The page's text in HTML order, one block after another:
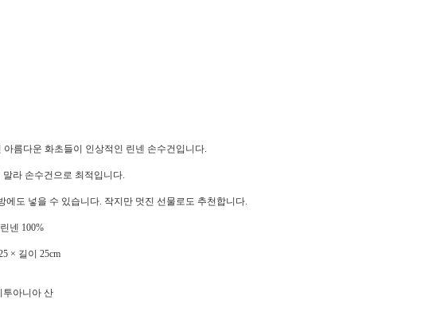
름다운 화초들이 인상적인 린넨 손수건입니다.
라 손수건으로 최적입니다.
도 넣을 수 있습니다. 작지만 멋진 선물로도 추천합니다.
린넨 100%
× 길이 25cm
투아니아 산